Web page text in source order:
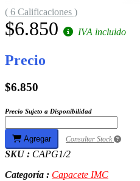
( 6 Calificaciones )
$6.850 IVA incluido
Precio
$6.850
Precio Sujeto a Disponibilidad
Agregar Consultar Stock
SKU : CAPG1/2
Categoría : Capacete IMC